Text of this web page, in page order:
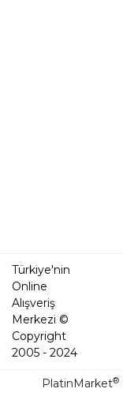
Türkiye'nin
Online
Alışveriş
Merkezi ©
Copyright
2005 - 2024
PlatinMarket®